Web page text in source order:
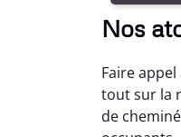
Nos
Faire
tout sur la
de